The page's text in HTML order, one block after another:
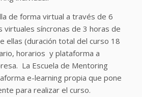
de forma virtual a través de 6
virtuales síncronas de 3 horas de
ellas (duración total del curso 18
horarios y plataforma a
La Escuela de Mentoring
e-learning propia que pone
para realizar el curso.